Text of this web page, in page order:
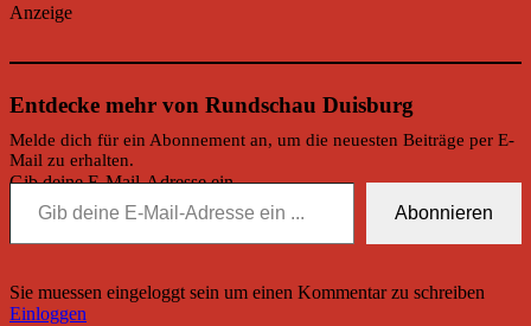
Anzeige
Entdecke mehr von Rundschau Duisburg
Melde dich für ein Abonnement an, um die neuesten Beiträge per E-
Mail zu erhalten.
Gib deine E-Mail-Adresse ein ...
Abonnieren
Sie muessen eingeloggt sein um einen Kommentar zu schreiben
Einloggen